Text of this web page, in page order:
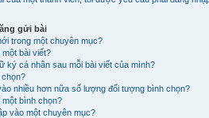
gửi bài
trong một chuyên mục?
bài viết?
ký cá nhân sau mỗi bài viết của mình?
chọn?
nhiều hơn nữa số lượng đối tượng bình chọn?
bình chọn?
vào một chuyên mục?